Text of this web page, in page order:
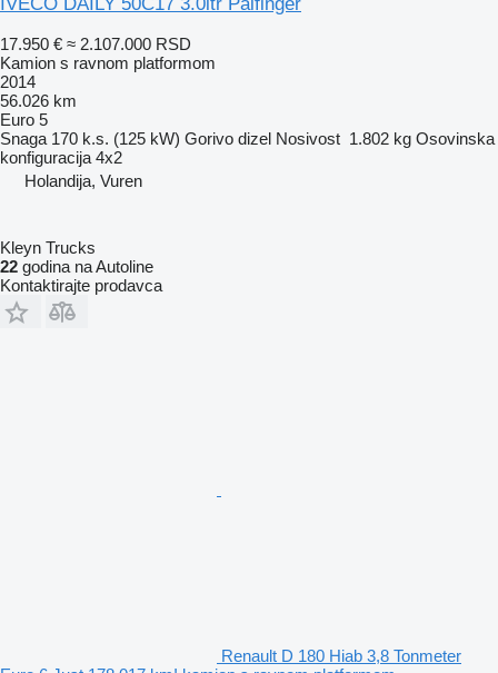
17.950 € ≈ 2.107.000 RSD
Kamion s ravnom platformom
2014
56.026 km
Euro 5
Snaga 170 k.s. (125 kW) Gorivo dizel Nosivost 1.802 kg Osovinska
konfiguracija 4x2
Holandija, Vuren
Kleyn Trucks
22 godina na Autoline
Kontaktirajte prodavca
Renault D 180 Hiab 3,8 Tonmeter